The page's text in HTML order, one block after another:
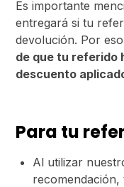
Es importante
entregará si tu
devolución. Por
de que tu referido
descuento
Para tu
Al utilizar